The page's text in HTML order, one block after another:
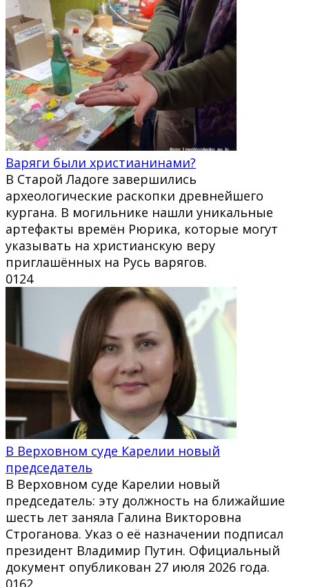
Варяги были христианинами?
В Старой Ладоге завершились
археологические раскопки древнейшего
кургана. В могильнике нашли уникальные
артефакты времён Рюрика, которые могут
указывать на христианскую веру
приглашённых на Русь варягов.
0124
В Верховном суде Карелии новый
председатель
В Верховном суде Карелии новый
председатель: эту должность на ближайшие
шесть лет заняла Галина Викторовна
Строганова. Указ о её назначении подписал
президент Владимир Путин. Официальный
документ опубликован 27 июля 2026 года.
0162